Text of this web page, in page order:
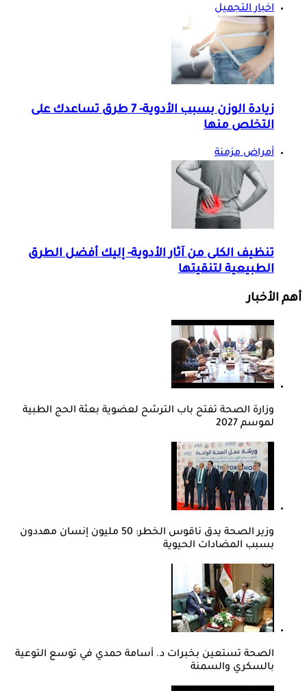
اخبار التجميل
زيادة الوزن بسبب الأدوية- 7 طرق تساعدك على
التخلص منها
أمراض مزمنة
تنظيف الكلى من آثار الأدوية- إليك أفضل الطرق
الطبيعية لتنقيتها
أهم الأخبار
وزارة الصحة تفتح باب الترشح لعضوية بعثة الحج الطبية
لموسم 2027
وزير الصحة يدق ناقوس الخطر: 50 مليون إنسان مهددون
بسبب المضادات الحيوية
الصحة تستعين بخبرات د. أسامة حمدي في توسع التوعية
بالسكري والسمنة